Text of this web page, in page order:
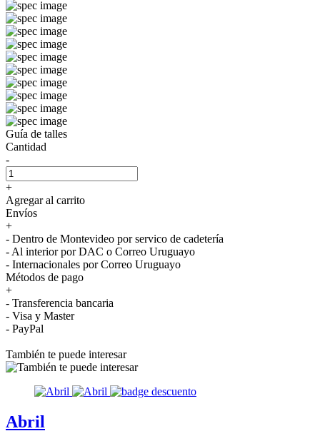
Guía de talles
Cantidad
-
+
Agregar al carrito
Envíos
+
- Dentro de Montevideo por servico de cadetería
- Al interior por DAC o Correo Uruguayo
- Internacionales por Correo Uruguayo
Métodos de pago
+
- Transferencia bancaria
- Visa y Master
- PayPal
También te puede interesar
Abril